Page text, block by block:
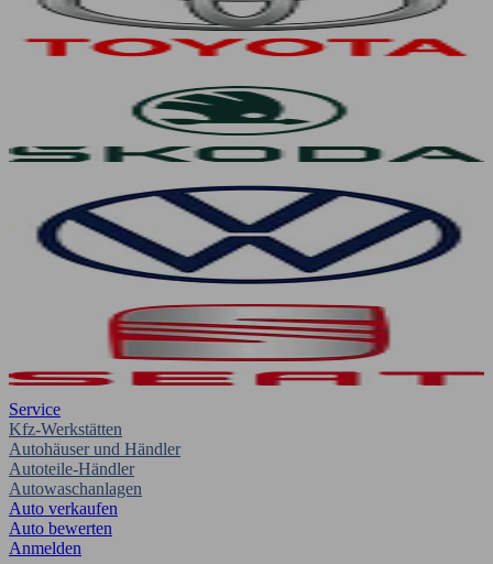
Service
Kfz-Werkstätten
Autohäuser und Händler
Autoteile-Händler
Autowaschanlagen
Auto verkaufen
Auto bewerten
Anmelden